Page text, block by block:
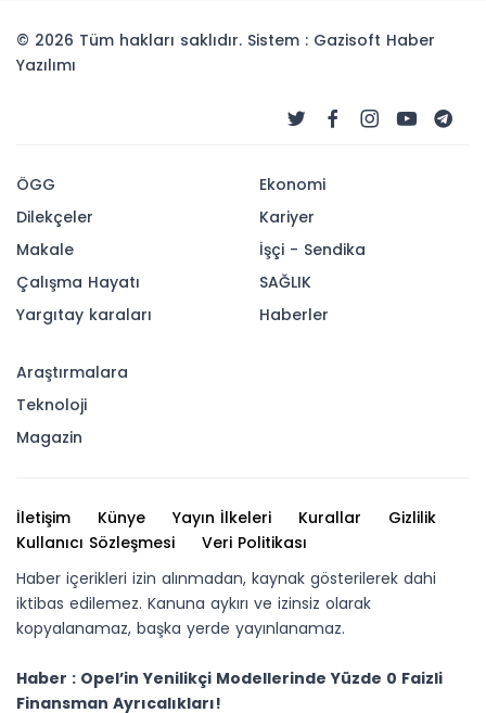
© 2026 Tüm hakları saklıdır. Sistem : Gazisoft Haber
Yazılımı
ÖGG
Dilekçeler
Makale
Çalışma Hayatı
Yargıtay karaları
Ekonomi
Kariyer
İşçi - Sendika
SAĞLIK
Haberler
Araştırmalara
Teknoloji
Magazin
İletişim Künye Yayın İlkeleri Kurallar
Gizlilik
Kullanıcı Sözleşmesi
Veri Politikası
Haber içerikleri izin alınmadan, kaynak gösterilerek dahi
iktibas edilemez. Kanuna aykırı ve izinsiz olarak
kopyalanamaz, başka yerde yayınlanamaz.
Haber : Opel’in Yenilikçi Modellerinde Yüzde 0 Faizli
Finansman Ayrıcalıkları!